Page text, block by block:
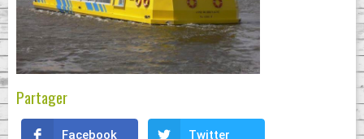
Partager
Facebook Twitter